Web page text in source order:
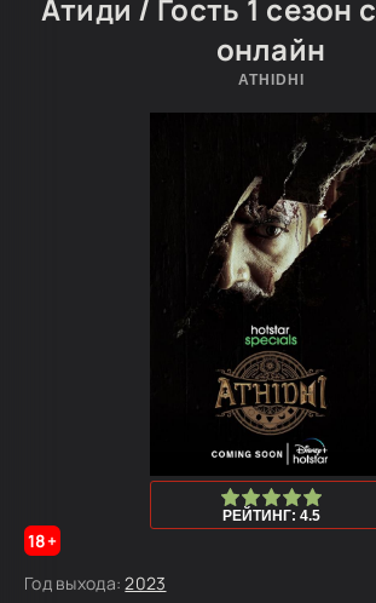
Атиди / Гость 1 сезон
онлайн
ATHIDHI
4
5
РЕЙТИНГ: 4.5
18+
Год выхода: 2023